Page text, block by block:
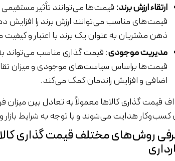
ارتقاء ارزش برند: قیمت‌ها می‌توانند تأثیر مستقیمی
قیمت‌های مناسب می‌توانند ارزش برند را افزایش
ذهن مشتریان به عنوان یک برند با اعتبار و
مدیریت موجودی: قیمت گذاری مناسب
قیمت‌ها براساس سیاست‌های موجودی و میزان
اضافی و افزایش راندمان کمک می‌کند.
قیمت گذاری کالاها معمولاً به تعادل بین
کسب‌وکار هدایت می‌شوند و با توجه به شرایط
روش‌های مختلف قیمت گذاری